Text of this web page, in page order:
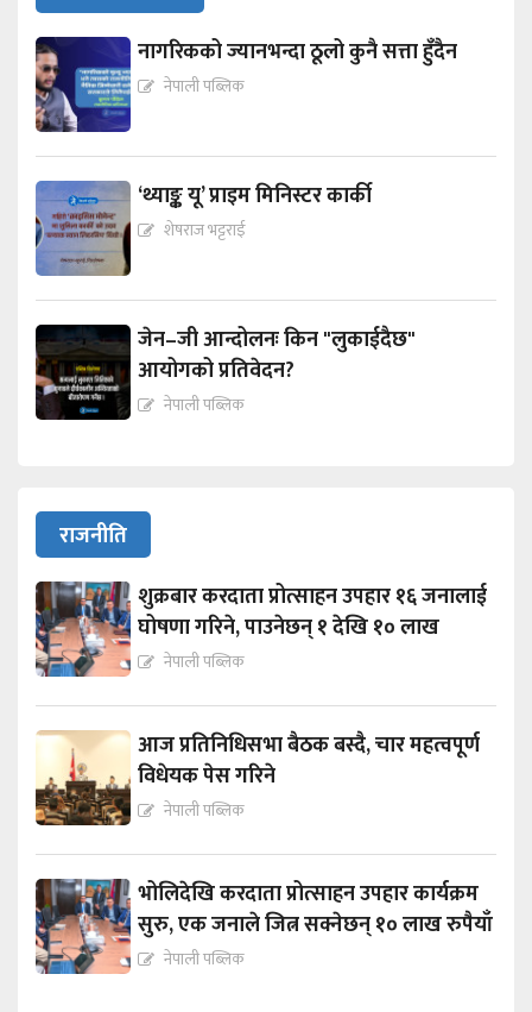
नागरिकको ज्यानभन्दा ठूलो कुनै सत्ता हुँदैन
नेपाली पब्लिक
‘थ्याङ्क यू’ प्राइम मिनिस्टर कार्की
शेषराज भट्टराई
जेन–जी आन्दोलनः किन "लुकाईदैछ"
आयोगको प्रतिवेदन?
नेपाली पब्लिक
राजनीति
शुक्रबार करदाता प्रोत्साहन उपहार १६ जनालाई
घोषणा गरिने, पाउनेछन् १ देखि १० लाख
नेपाली पब्लिक
आज प्रतिनिधिसभा बैठक बस्दै, चार महत्वपूर्ण
विधेयक पेस गरिने
नेपाली पब्लिक
भोलिदेखि करदाता प्रोत्साहन उपहार कार्यक्रम
सुरु, एक जनाले जित्न सक्नेछन् १० लाख रुपैयाँ
नेपाली पब्लिक